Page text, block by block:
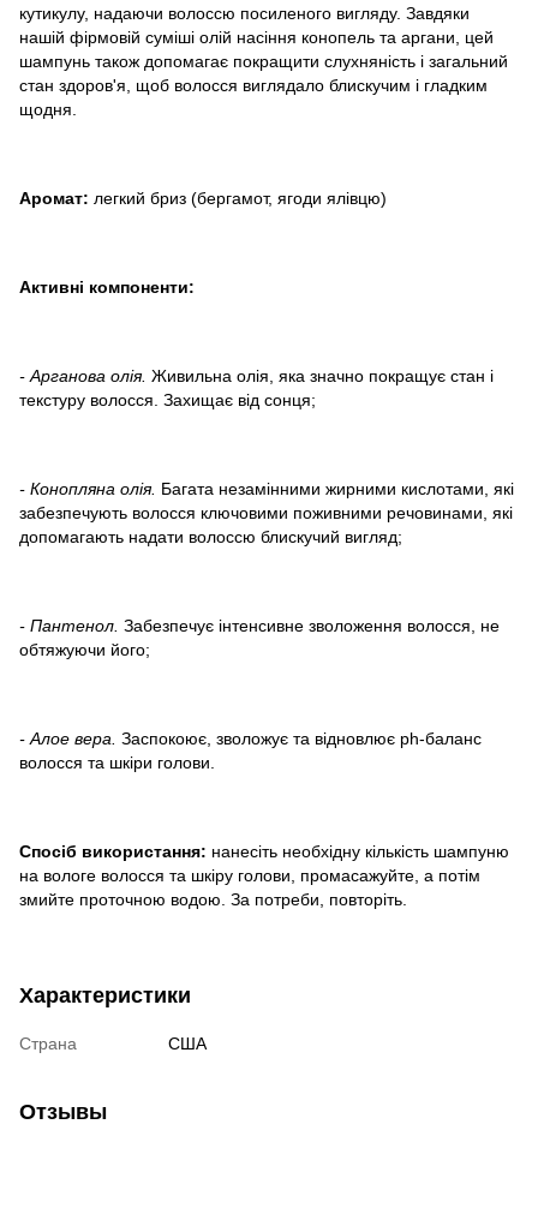
кутикулу, надаючи волоссю посиленого вигляду. Завдяки
нашій фірмовій суміші олій насіння конопель та аргани, цей
шампунь також допомагає покращити слухняність і загальний
стан здоров'я, щоб волосся виглядало блискучим і гладким
щодня.
Аромат: легкий бриз (бергамот, ягоди ялівцю)
Активні компоненти:
- Арганова олія. Живильна олія, яка значно покращує стан і
текстуру волосся. Захищає від сонця;
- Конопляна олія. Багата незамінними жирними кислотами, які
забезпечують волосся ключовими поживними речовинами, які
допомагають надати волоссю блискучий вигляд;
- Пантенол. Забезпечує інтенсивне зволоження волосся, не
обтяжуючи його;
- Алое вера. Заспокоює, зволожує та відновлює ph-баланс
волосся та шкіри голови.
Спосіб використання: нанесіть необхідну кількість шампуню
на вологе волосся та шкіру голови, промасажуйте, а потім
змийте проточною водою. За потреби, повторіть.
Характеристики
Страна США
Отзывы